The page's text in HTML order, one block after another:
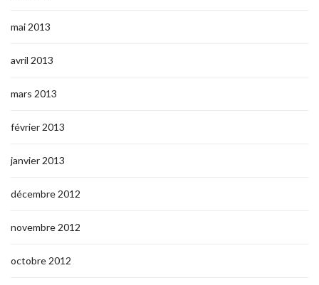
mai 2013
avril 2013
mars 2013
février 2013
janvier 2013
décembre 2012
novembre 2012
octobre 2012